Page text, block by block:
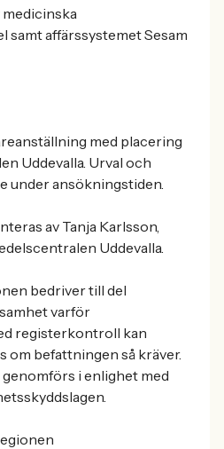
samt affärssystemet Sesam
med placering
Uddevalla. Urval och
under ansökningstiden.
av Tanja Karlsson,
Uddevalla.
bedriver till del
varför
registerkontroll kan
om befattningen så kräver.
i enlighet med